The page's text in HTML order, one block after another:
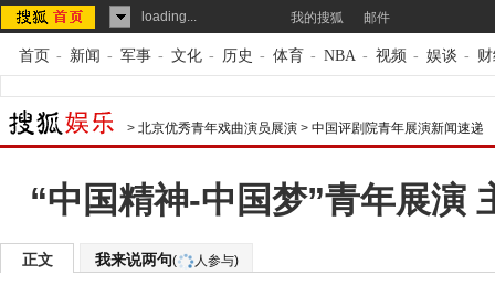
loading... 我的搜狐 邮件
首页 - 新闻 - 军事 - 文化 - 历史 - 体育 - NBA - 视频 - 娱谈 -
> 北京优秀青年戏曲演员展演 > 中国评剧院青年展演新闻速递
“中国精神-中国梦”青年展演
正文 我来说两句( 人参与)